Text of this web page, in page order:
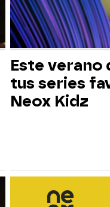
Este verano
tus series
Neox Kidz